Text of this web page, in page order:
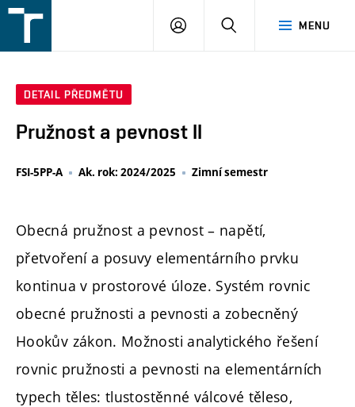
v
MENU
PŘIHLÁŠENÍ
DETAIL PŘEDMĚTU
Pružnost a pevnost II
FSI-5PP-A Ak. rok: 2024/2025 Zimní semestr
Obecná pružnost a pevnost – napětí,
přetvoření a posuvy elementárního prvku
kontinua v prostorové úloze. Systém rovnic
obecné pružnosti a pevnosti a zobecněný
Hookův zákon. Možnosti analytického řešení
rovnic pružnosti a pevnosti na elementárních
typech těles: tlustostěnné válcové těleso,